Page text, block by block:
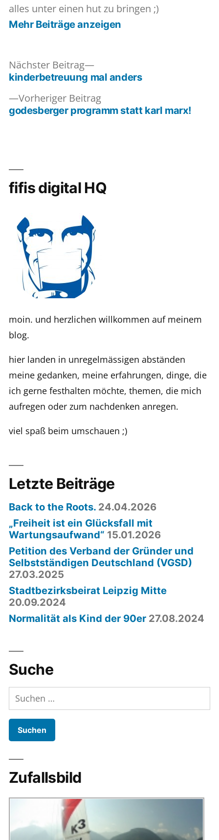
alles unter einen hut zu bringen ;)
Mehr Beiträge anzeigen
Beitragsnavigation
Vorheriger BeitragVorheriger
Beitrag:
godesberger programm statt karl marx!
Nächster Beitrag
Nächster
Beitrag:
kinderbetreuung mal anders
fifis digital HQ
moin. und herzlichen willkommen auf meinem
blog.
hier landen in unregelmässigen abständen
meine gedanken, meine erfahrungen, dinge, die
ich gerne festhalten möchte, themen, die mich
aufregen oder zum nachdenken anregen.
viel spaß beim umschauen ;)
Letzte Beiträge
Back to the Roots. 24.04.2026
„Freiheit ist ein Glücksfall mit
Wartungsaufwand“ 15.01.2026
Petition des Verband der Gründer und
Selbstständigen Deutschland (VGSD)
27.03.2025
Stadtbezirksbeirat Leipzig Mitte
20.09.2024
Normalität als Kind der 90er 27.08.2024
Suche
Suchen
nach:
Zufallsbild